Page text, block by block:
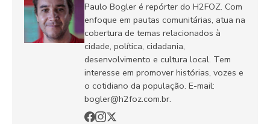
Paulo Bogler é repórter do H2FOZ. Com
enfoque em pautas comunitárias, atua na
cobertura de temas relacionados à
cidade, política, cidadania,
desenvolvimento e cultura local. Tem
interesse em promover histórias, vozes e
o cotidiano da população. E-mail:
bogler@h2foz.com.br.